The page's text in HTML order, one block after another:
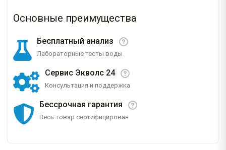
Основные преимущества
Бесплатный анализ
Лабораторные тесты воды
Сервис Экволс 24
Консультация и поддержка
Бессрочная гарантия
Весь товар сертифицирован